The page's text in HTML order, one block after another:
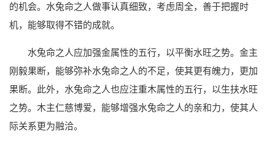
的机会。水兔命之人做事认真细致，考虑周全，善于把握时
机，能够取得不错的成就。
水兔命之人应加强金属性的五行，以平衡水旺之势。金主
刚毅果断，能够弥补水兔命之人的不足，使其更有魄力，更加
果断。此外，水兔命之人也应注重木属性的五行，以生扶水旺
之势。木主仁慈博爱，能够增强水兔命之人的亲和力，使其人
际关系更为融洽。